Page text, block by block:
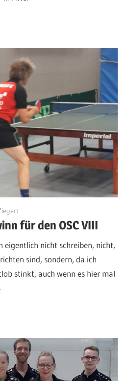
für den OSC VIII
eigentlich nicht schreiben, nicht,
sind, sondern, da ich
stinkt, auch wenn es hier mal